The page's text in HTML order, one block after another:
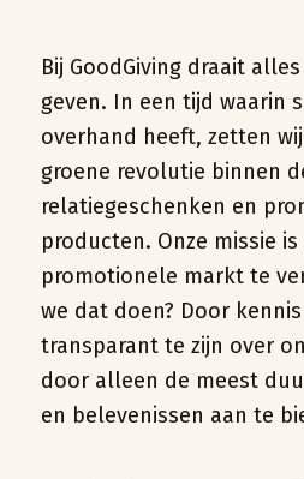
Bij GoodGiving draait
geven. In een tijd waarin
overhand heeft, zetten
groene revolutie binnen
relatiegeschenken en
producten. Onze missie
promotionele markt te
we dat doen? Door
transparant te zijn over
door alleen de meest
en belevenissen aan te